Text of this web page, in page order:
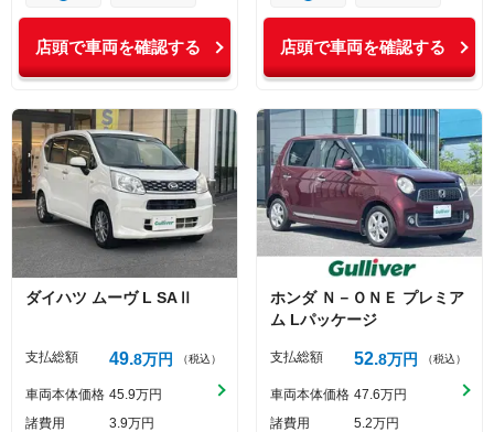
店頭で車両を確認する 店頭で車両を確認する
ダイハツ ムーヴ L SAⅡ
支払総額 49 8万円 （税込）
車両本体価格 45 9万円
諸費用
3 9万円
ホンダ Ｎ－ＯＮＥ プレミア
ム Lパッケージ
支払総額 52 8万円 （税込）
車両本体価格 47 6万円
諸費用
5 2万円